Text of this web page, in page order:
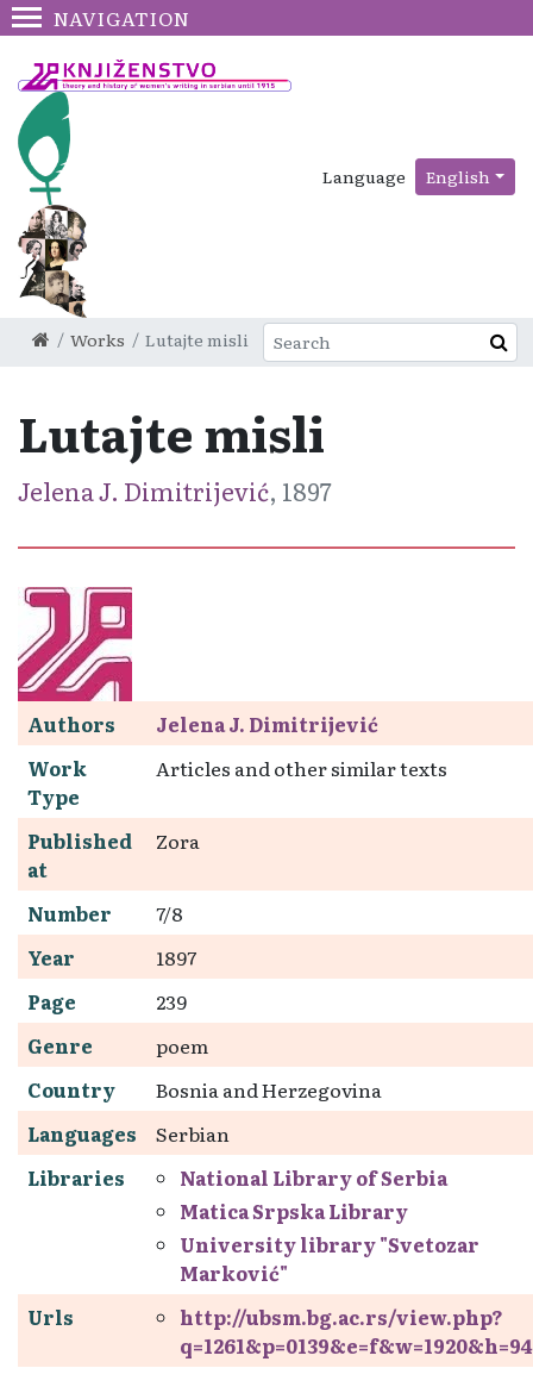
NAVIGATION
Language English
Works Lutajte misli
Lutajte misli
Jelena J. Dimitrijević, 1897
Authors
Jelena J. Dimitrijević
Work
Type
Articles and other similar texts
Published
at
Zora
Number
7/8
Year
1897
Page
239
Genre
poem
Country
Bosnia and Herzegovina
Languages
Serbian
Libraries
National Library of Serbia
Matica Srpska Library
University library "Svetozar
Marković"
Urls
http://ubsm.bg.ac.rs/view.php?